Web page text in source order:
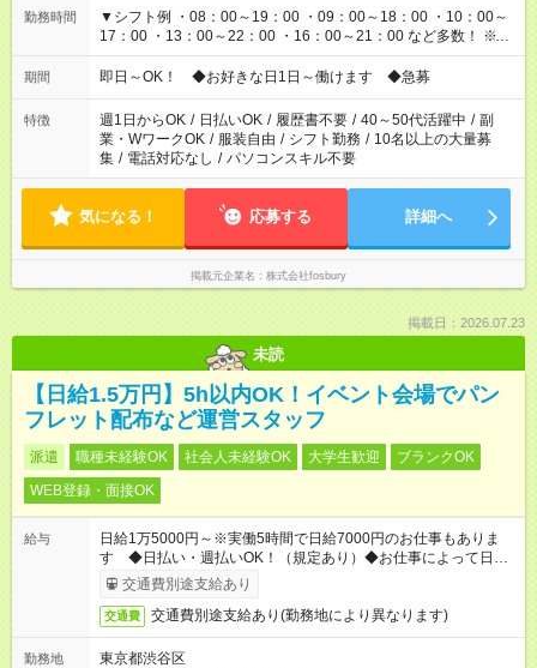
勤務時間
▼シフト例 ・08：00～19：00 ・09：00～18：00 ・10：00～
17：00 ・13：00～22：00 ・16：00～21：00 など多数！ ※お
仕事により勤務時間が異なります
期間 即日～OK！ ◆お好きな日1日～働けます ◆急募
特徴 週1日からOK / 日払いOK / 履歴書不要 / 40～50代活躍中 / 副
業・WワークOK / 服装自由 / シフト勤務 / 10名以上の大量募
集 / 電話対応なし / パソコンスキル不要
気になる！ 応募する 詳細へ
掲載元企業名 株式会社fosbury
掲載日：2026.07.23
未読
【日給1.5万円】5h以内OK！イベント会場でパン
フレット配布など運営スタッフ
派遣 職種未経験OK 社会人未経験OK 大学生歓迎
ブランクOK
WEB登録・面接OK
給与
日給1万5000円～※実働5時間で日給7000円のお仕事もありま
す ◆日払い・週払いOK！（規定あり）◆お仕事によって日給も
異なります
交通費別途支給あり
交通費 交通費別途支給あり(勤務地により異なります)
勤務地
東京都渋谷区